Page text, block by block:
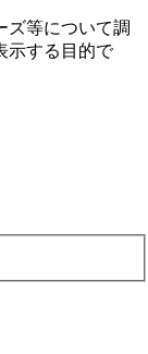
ズ等について調
⽰する⽬的で